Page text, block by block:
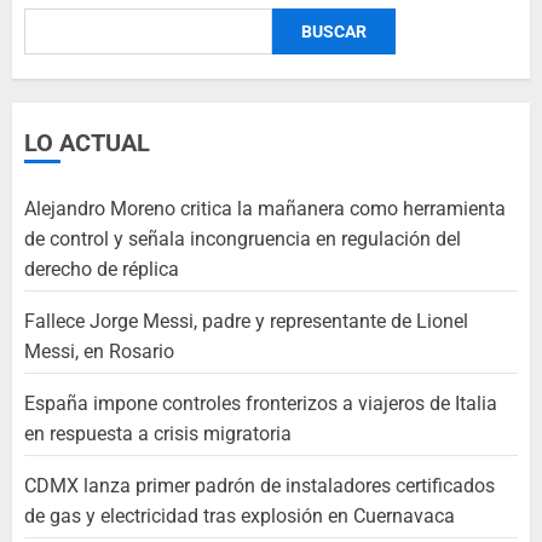
BUSCAR
LO ACTUAL
Alejandro Moreno critica la mañanera como herramienta
de control y señala incongruencia en regulación del
derecho de réplica
Fallece Jorge Messi, padre y representante de Lionel
Messi, en Rosario
España impone controles fronterizos a viajeros de Italia
en respuesta a crisis migratoria
CDMX lanza primer padrón de instaladores certificados
de gas y electricidad tras explosión en Cuernavaca